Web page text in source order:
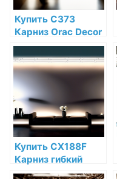
Купить C373
Карниз Orac Decor
Antonio
Полиуретан Orac
Decor по низкой
цене в интернет-
магазине
Купить CX188F
Карниз гибкий
Orac Decor